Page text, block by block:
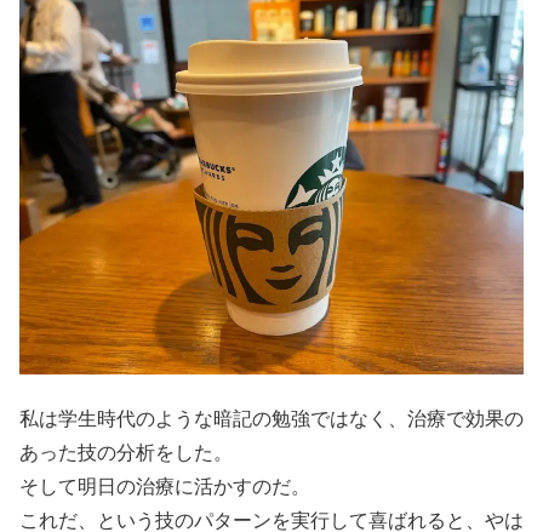
私は学生時代のような暗記の勉強ではなく、治療で効果の
あった技の分析をした。
そして明日の治療に活かすのだ。
これだ、という技のパターンを実行して喜ばれると、やは